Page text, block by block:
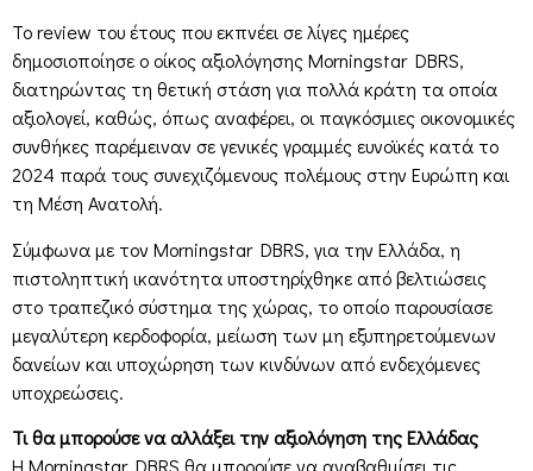
Το review του έτους που εκπνέει σε λίγες ημέρες
δημοσιοποίησε ο οίκος αξιολόγησης Morningstar DBRS,
διατηρώντας τη θετική στάση για πολλά κράτη τα οποία
αξιολογεί, καθώς, όπως αναφέρει, οι παγκόσμιες οικονομικές
συνθήκες παρέμειναν σε γενικές γραμμές ευνοϊκές κατά το
2024 παρά τους συνεχιζόμενους πολέμους στην Ευρώπη και
τη Μέση Ανατολή.
Σύμφωνα με τον Morningstar DBRS, για την Ελλάδα, η
πιστοληπτική ικανότητα υποστηρίχθηκε από βελτιώσεις
στο τραπεζικό σύστημα της χώρας, το οποίο παρουσίασε
μεγαλύτερη κερδοφορία, μείωση των μη εξυπηρετούμενων
δανείων και υποχώρηση των κινδύνων από ενδεχόμενες
υποχρεώσεις.
Τι θα μπορούσε να αλλάξει την αξιολόγηση της Ελλάδας
Η Morningstar DBRS θα μπορούσε να αναβαθμίσει τις